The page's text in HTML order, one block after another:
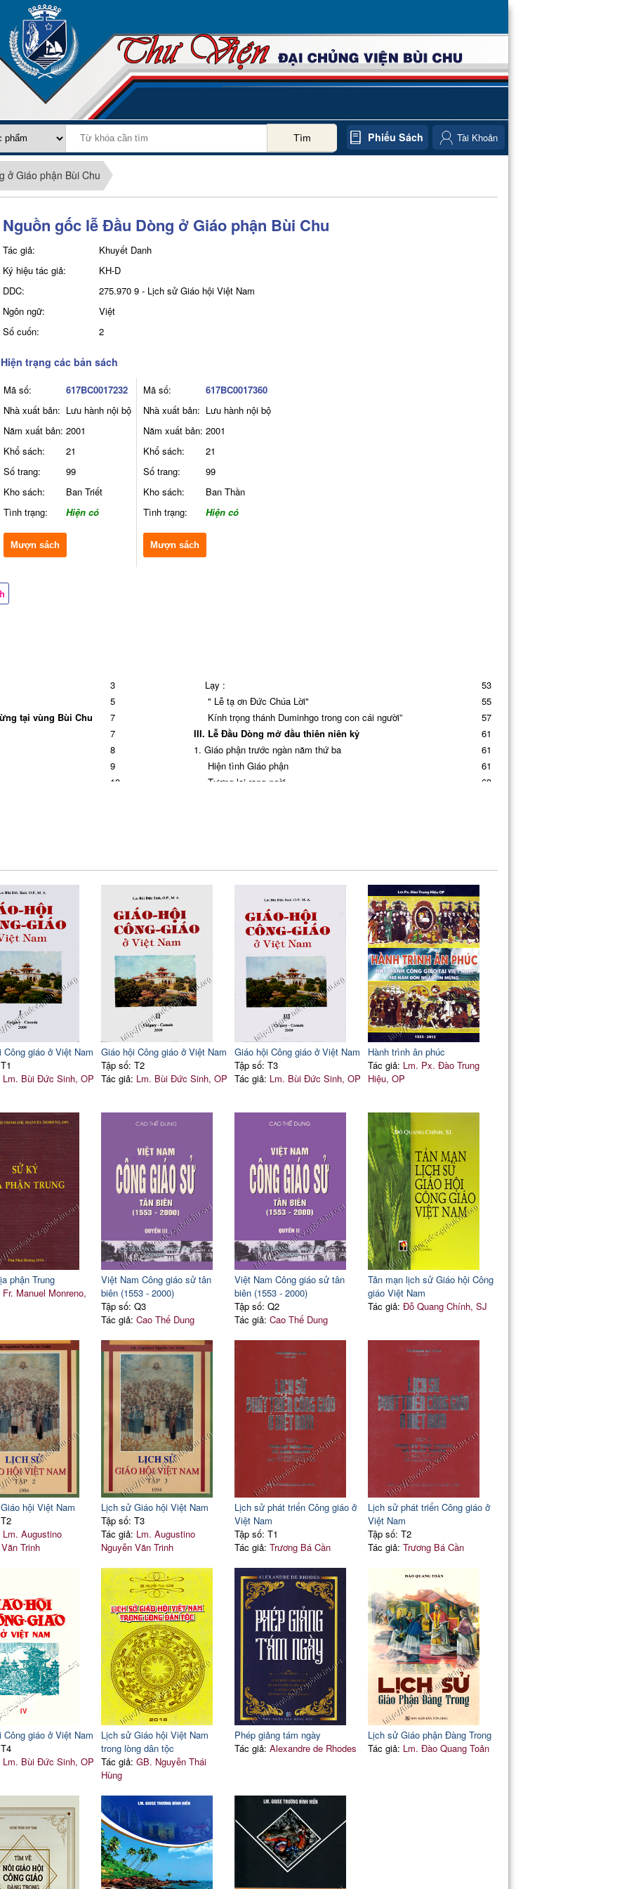
Tìm Phiếu Sách Tài Khoản
ở Giáo phận Bùi Chu
Nguồn gốc lễ Đầu Dòng ở Giáo phận Bùi Chu
Tác giả:
Khuyết Danh
Ký hiệu tác giả:
KH-D
DDC:
275.970 9 - Lịch sử Giáo hội Việt Nam
Ngôn ngữ:
Việt
Số cuốn:
2
Hiện trạng các bản sách
Mã số:
617BC0017232
Nhà xuất bản: Lưu hành nội bộ
Năm xuất bản: 2001
Khổ sách:
21
Số trang:
99
Kho sách:
Ban Triết
Tình trạng:
Hiện có
Mượn sách
Mã số:
617BC0017360
Nhà xuất bản: Lưu hành nội bộ
Năm xuất bản: 2001
Khổ sách:
21
Số trang:
99
Kho sách:
Ban Thần
Tình trạng:
Hiện có
Mượn sách
3
5
tại vùng Bùi Chu
7
7
8
9
10
21
22
26
38
42
42
45
52
Lạy :
53
" Lễ tạ ơn Đức Chúa Lời"
55
Kính trọng thánh Duminhgo trong con cái người”
57
III. Lễ Đầu Dòng mở đầu thiên niên kỷ
61
1. Giáo phận trước ngàn năm thứ ba
61
Hiện tình Giáo phận
61
Tương lai rạng ngời
63
5. Ngày Đại lễ 8-8-2001
Lắng nghe và hy vọng
Ngài bảo sao, cứ làm như vậy
Bữa cơm thân mật
Tạm xa Bùi Chu
6. Chúa Nhật thứ nhất
Những ngày đầu mục vụ
Sách tham khảo
Công giáo ở Việt Nam
Lm. Bùi Đức Sinh, OP
Giáo hội Công giáo ở Việt Nam
Tập số: T2
Tác giả: Lm. Bùi Đức Sinh, OP
Giáo hội Công giáo ở Việt Nam
Tập số: T3
Tác giả: Lm. Bùi Đức Sinh, OP
Hành trình ân phúc
Tác giả: Lm. Px. Đào Trung
Hiệu, OP
phận Trung
Fr. Manuel Monreno,
Việt Nam Công giáo sử tân
biên (1553 - 2000)
Tập số: Q3
Tác giả: Cao Thế Dung
Việt Nam Công giáo sử tân
biên (1553 - 2000)
Tập số: Q2
Tác giả: Cao Thế Dung
Tản mạn lịch sử Giáo hội Công
giáo Việt Nam
Tác giả: Đỗ Quang Chính, SJ
hội Việt Nam
Lm. Augustino
Trinh
Lịch sử Giáo hội Việt Nam
Tập số: T3
Tác giả: Lm. Augustino
Nguyễn Văn Trinh
Lịch sử phát triển Công giáo ở
Việt Nam
Tập số: T1
Tác giả: Trương Bá Cần
Lịch sử phát triển Công giáo ở
Việt Nam
Tập số: T2
Tác giả: Trương Bá Cần
Công giáo ở Việt Nam
Lm. Bùi Đức Sinh, OP
Lịch sử Giáo hội Việt Nam
trong lòng dân tộc
Tác giả: GB. Nguyễn Thái
Hùng
Phép giảng tám ngày
Tác giả: Alexandre de Rhodes
Lịch sử Giáo phận Đàng Trong
Tác giả: Lm. Đào Quang Toản